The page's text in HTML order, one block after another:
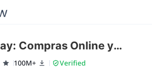
Compras Online y
100M+ Verified